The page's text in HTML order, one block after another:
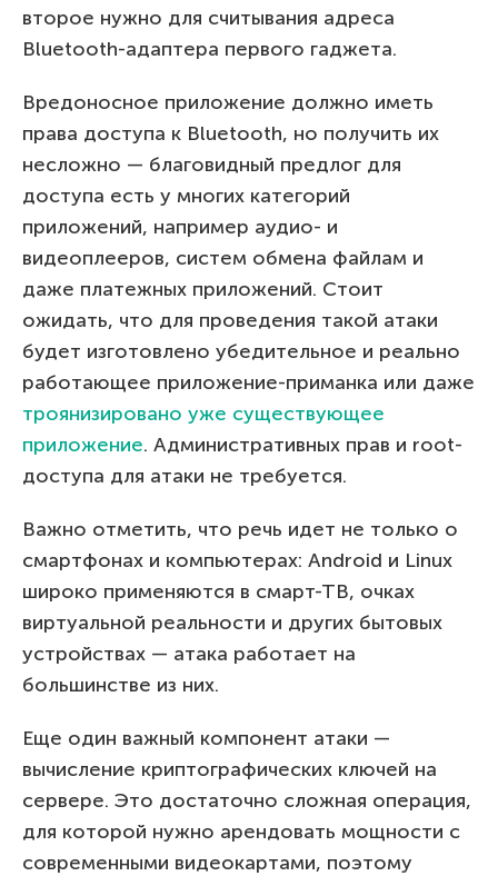
второе нужно для считывания адреса
Bluetooth-адаптера первого гаджета.
Вредоносное приложение должно иметь
права доступа к Bluetooth, но получить их
несложно — благовидный предлог для
доступа есть у многих категорий
приложений, например аудио- и
видеоплееров, систем обмена файлам и
даже платежных приложений. Стоит
ожидать, что для проведения такой атаки
будет изготовлено убедительное и реально
работающее приложение-приманка или даже
троянизировано уже существующее
приложение. Административных прав и root-
доступа для атаки не требуется.
Важно отметить, что речь идет не только о
смартфонах и компьютерах: Android и Linux
широко применяются в смарт-ТВ, очках
виртуальной реальности и других бытовых
устройствах — атака работает на
большинстве из них.
Еще один важный компонент атаки —
вычисление криптографических ключей на
сервере. Это достаточно сложная операция,
для которой нужно арендовать мощности с
современными видеокартами, поэтому